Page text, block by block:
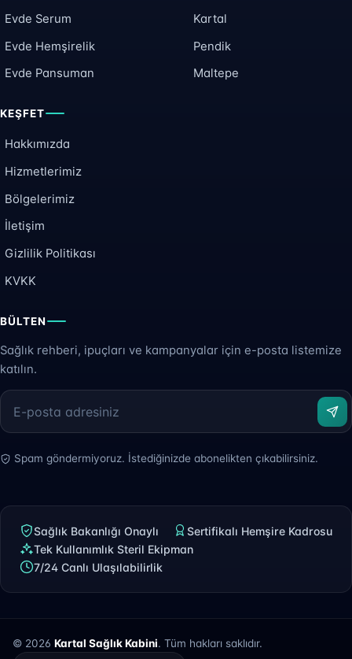
Evde Serum
Evde Hemşirelik
Evde Pansuman
Kartal
Pendik
Maltepe
KEŞFET
Hakkımızda
Hizmetlerimiz
Bölgelerimiz
İletişim
Gizlilik Politikası
KVKK
BÜLTEN
Sağlık rehberi, ipuçları ve kampanyalar için e-posta listemize
katılın.
Spam göndermiyoruz. İstediğinizde abonelikten çıkabilirsiniz.
Sağlık Bakanlığı Onaylı
Sertifikalı Hemşire Kadrosu
Tek Kullanımlık Steril Ekipman
7/24 Canlı Ulaşılabilirlik
© 2026 Kartal Sağlık Kabini. Tüm hakları saklıdır.